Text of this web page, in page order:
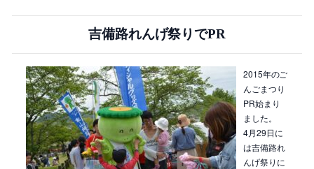
吉備路れんげ祭りでPR
2015年のご
んごまつり
PR始まり
ました。
4月29日に
は吉備路れ
んげ祭りに